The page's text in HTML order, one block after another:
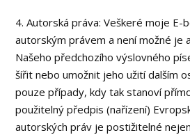
4. Autorská práva: Veškeré moje E-
autorským právem a není možné je
Našeho předchozího výslovného
šířit nebo umožnit jeho užití dalším
pouze případy, kdy tak stanoví
použitelný předpis (nařízení)
autorských práv je postižitelné